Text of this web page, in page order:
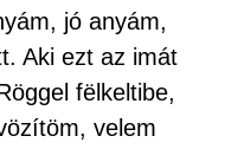
jó anyám,
Aki ezt az imát
fëlkeltibe,
velem